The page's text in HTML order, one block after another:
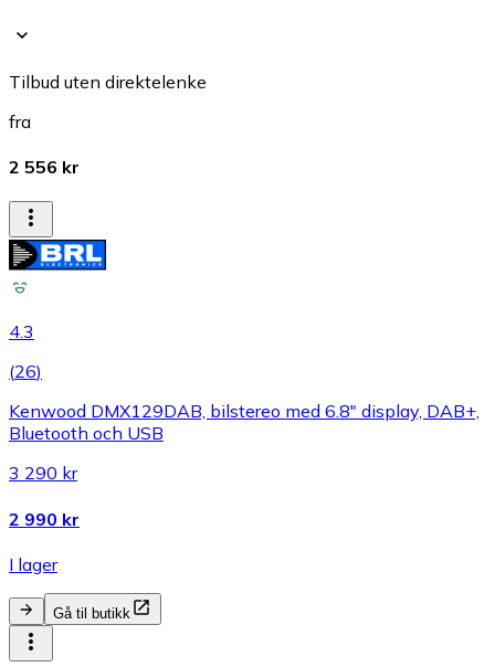
Tilbud uten direktelenke
fra
2 556 kr
4.3
(26)
Kenwood DMX129DAB, bilstereo med 6.8" display, DAB+,
Bluetooth och USB
3 290 kr
2 990 kr
I lager
Gå til butikk